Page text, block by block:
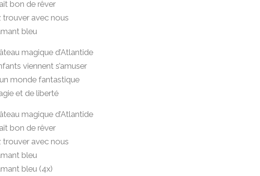
bon de rêver
trouver avec nous
bleu
magique d’Atlantide
viennent s’amuser
monde fantastique
et de liberté
magique d’Atlantide
bon de rêver
trouver avec nous
bleu
bleu (4x)